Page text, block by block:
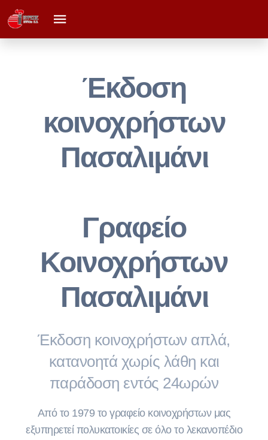
Έκδοση
κοινοχρήστων
Πασαλιμάνι
Γραφείο
Κοινοχρήστων
Πασαλιμάνι
Έκδοση κοινοχρήστων απλά,
κατανοητά χωρίς λάθη και
παράδοση εντός 24ωρών
Από το 1979 το γραφείο κοινοχρήστων μας
εξυπηρετεί πολυκατοικίες σε όλο το λεκανοπέδιο